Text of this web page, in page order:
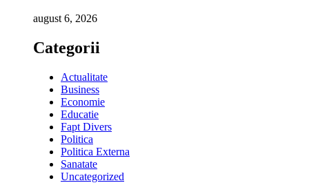
august 6, 2026
Categorii
Actualitate
Business
Economie
Educatie
Fapt Divers
Politica
Politica Externa
Sanatate
Uncategorized